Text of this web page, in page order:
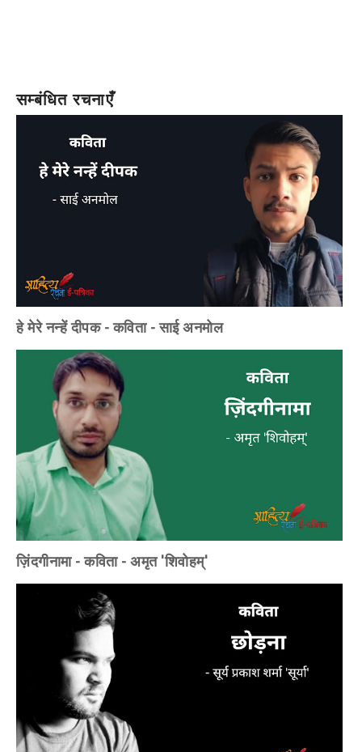
सम्बंधित रचनाएँ
हे मेरे नन्हें दीपक - कविता - साई अनमोल
ज़िंदगीनामा - कविता - अमृत 'शिवोहम्'